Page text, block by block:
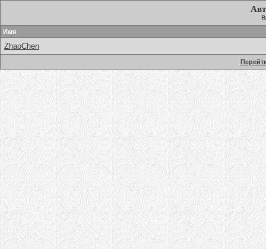
Имя
ZhaoChen